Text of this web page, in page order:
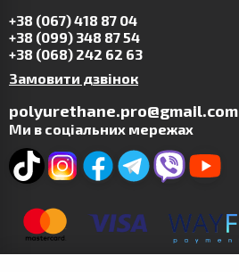
+38 (067) 418 87 04
+38 (099) 348 87 54
+38 (068) 242 62 63
Замовити дзвінок
polyurethane.pro@gmail.com
Ми в соціальних мережах